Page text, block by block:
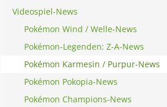
Videospiel-News
Pokémon Wind / Welle-News
Pokémon-Legenden: Z-A-News
Pokémon Karmesin / Purpur-News
Pokémon Pokopia-News
Pokémon Champions-News